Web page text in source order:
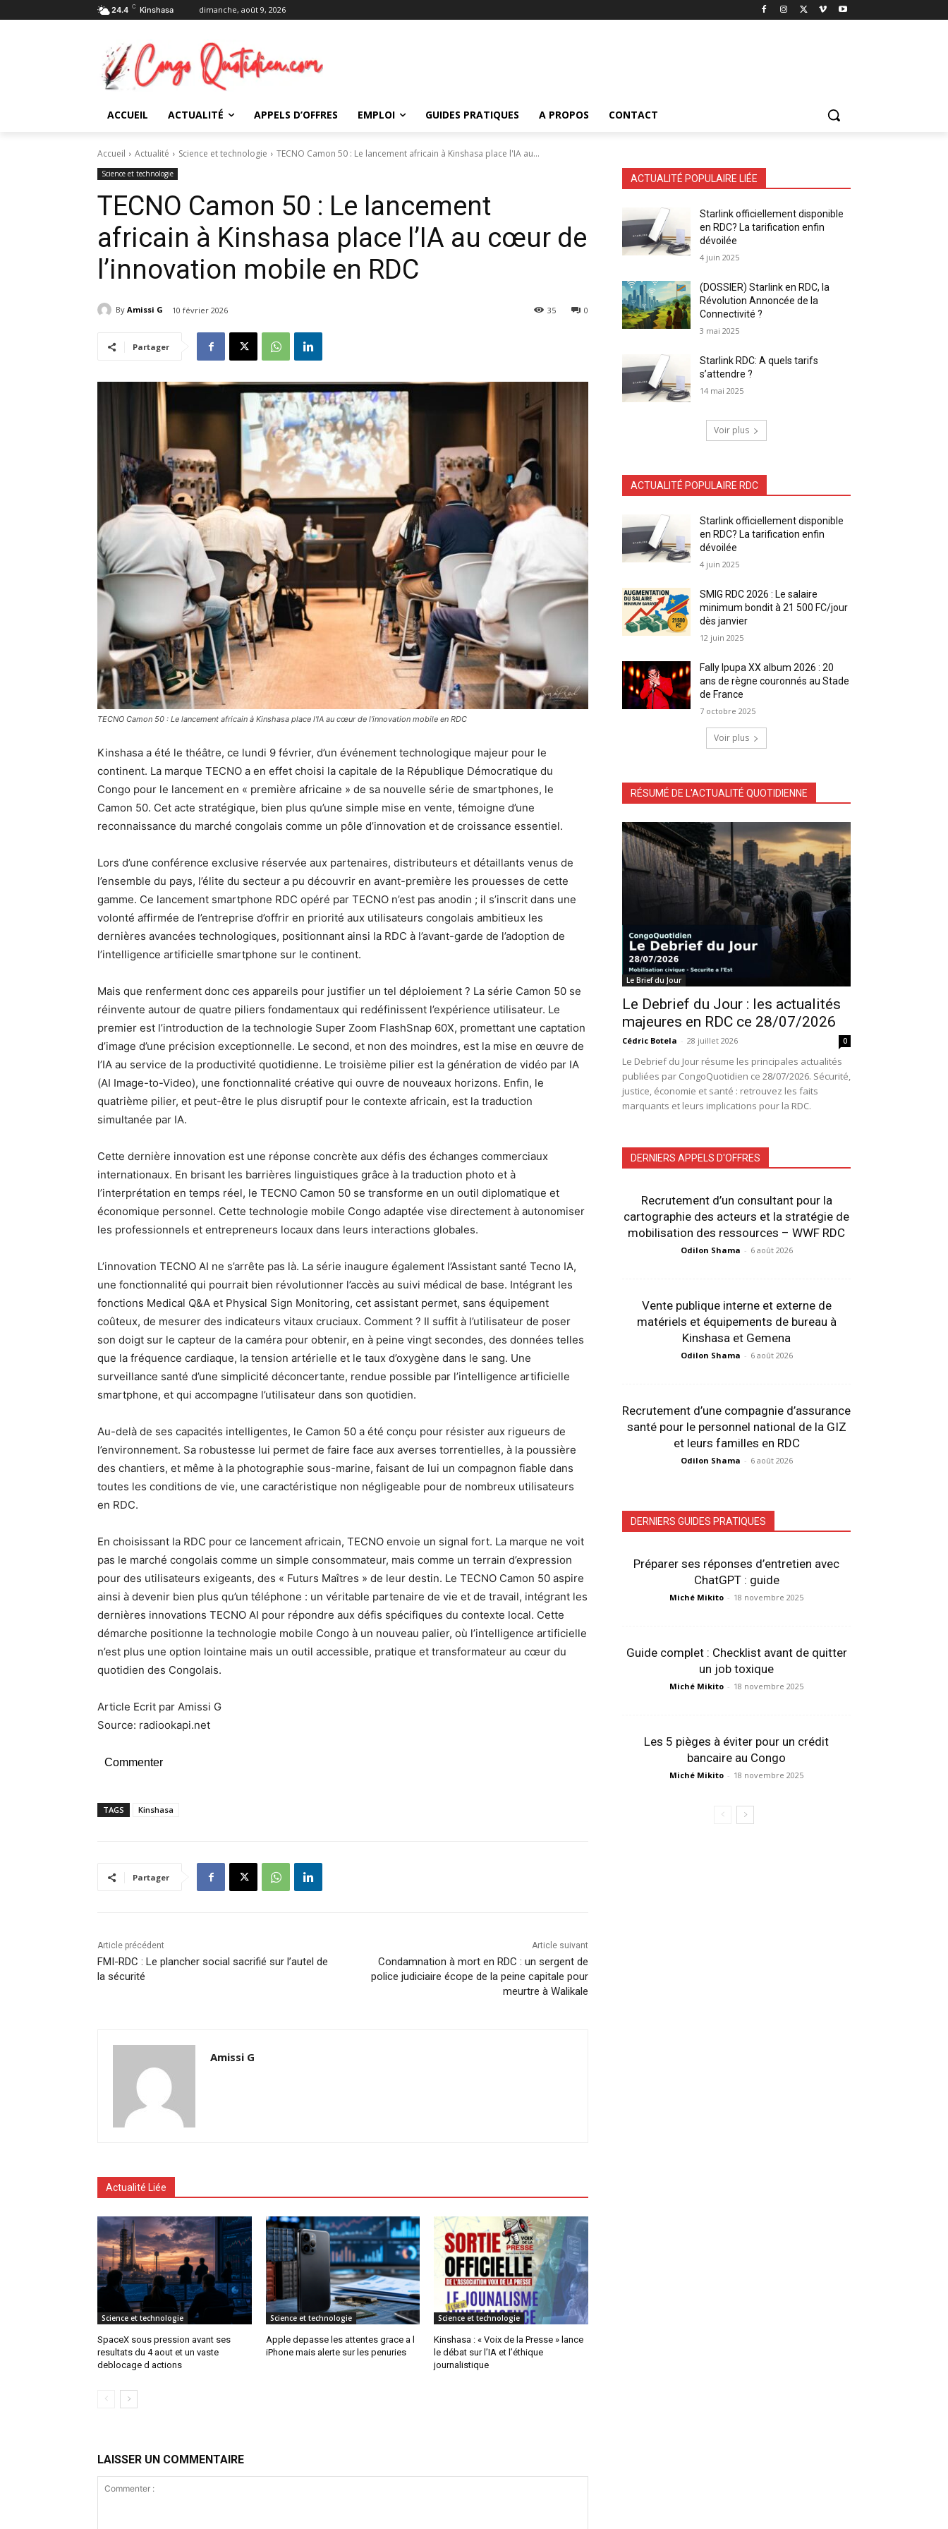
24.4 C Kinshasa dimanche, août 9, 2026
ACCUEIL ACTUALITÉ APPELS D’OFFRES EMPLOI GUIDES PRATIQUES A PROPOS CONTACT
Accueil Actualité Science et technologie TECNO Camon 50 : Le lancement africain à Kinshasa place l'IA au...
Science et technologie
TECNO Camon 50 : Le lancement
africain à Kinshasa place l’IA au cœur de
l’innovation mobile en RDC
By Amissi G 10 février 2026 0
35
Partager
TECNO Camon 50 : Le lancement africain à Kinshasa place l'IA au cœur de l'innovation mobile en RDC
Kinshasa a été le théâtre, ce lundi 9 février, d’un événement technologique majeur pour le
continent. La marque TECNO a en effet choisi la capitale de la République Démocratique du
Congo pour le lancement en « première africaine » de sa nouvelle série de smartphones, le
Camon 50. Cet acte stratégique, bien plus qu’une simple mise en vente, témoigne d’une
reconnaissance du marché congolais comme un pôle d’innovation et de croissance essentiel.
Lors d’une conférence exclusive réservée aux partenaires, distributeurs et détaillants venus de
l’ensemble du pays, l’élite du secteur a pu découvrir en avant-première les prouesses de cette
gamme. Ce lancement smartphone RDC opéré par TECNO n’est pas anodin ; il s’inscrit dans une
volonté affirmée de l’entreprise d’offrir en priorité aux utilisateurs congolais ambitieux les
dernières avancées technologiques, positionnant ainsi la RDC à l’avant-garde de l’adoption de
l’intelligence artificielle smartphone sur le continent.
Mais que renferment donc ces appareils pour justifier un tel déploiement ? La série Camon 50 se
réinvente autour de quatre piliers fondamentaux qui redéfinissent l’expérience utilisateur. Le
premier est l’introduction de la technologie Super Zoom FlashSnap 60X, promettant une captation
d’image d’une précision exceptionnelle. Le second, et non des moindres, est la mise en œuvre de
l’IA au service de la productivité quotidienne. Le troisième pilier est la génération de vidéo par IA
(AI Image-to-Video), une fonctionnalité créative qui ouvre de nouveaux horizons. Enfin, le
quatrième pilier, et peut-être le plus disruptif pour le contexte africain, est la traduction
simultanée par IA.
Cette dernière innovation est une réponse concrète aux défis des échanges commerciaux
internationaux. En brisant les barrières linguistiques grâce à la traduction photo et à
l’interprétation en temps réel, le TECNO Camon 50 se transforme en un outil diplomatique et
économique personnel. Cette technologie mobile Congo adaptée vise directement à autonomiser
les professionnels et entrepreneurs locaux dans leurs interactions globales.
L’innovation TECNO AI ne s’arrête pas là. La série inaugure également l’Assistant santé Tecno IA,
une fonctionnalité qui pourrait bien révolutionner l’accès au suivi médical de base. Intégrant les
fonctions Medical Q&A et Physical Sign Monitoring, cet assistant permet, sans équipement
coûteux, de mesurer des indicateurs vitaux cruciaux. Comment ? Il suffit à l’utilisateur de poser
son doigt sur le capteur de la caméra pour obtenir, en à peine vingt secondes, des données telles
que la fréquence cardiaque, la tension artérielle et le taux d’oxygène dans le sang. Une
surveillance santé d’une simplicité déconcertante, rendue possible par l’intelligence artificielle
smartphone, et qui accompagne l’utilisateur dans son quotidien.
Au-delà de ses capacités intelligentes, le Camon 50 a été conçu pour résister aux rigueurs de
l’environnement. Sa robustesse lui permet de faire face aux averses torrentielles, à la poussière
des chantiers, et même à la photographie sous-marine, faisant de lui un compagnon fiable dans
toutes les conditions de vie, une caractéristique non négligeable pour de nombreux utilisateurs
en RDC.
En choisissant la RDC pour ce lancement africain, TECNO envoie un signal fort. La marque ne voit
pas le marché congolais comme un simple consommateur, mais comme un terrain d’expression
pour des utilisateurs exigeants, des « Futurs Maîtres » de leur destin. Le TECNO Camon 50 aspire
ainsi à devenir bien plus qu’un téléphone : un véritable partenaire de vie et de travail, intégrant les
dernières innovations TECNO AI pour répondre aux défis spécifiques du contexte local. Cette
démarche positionne la technologie mobile Congo à un nouveau palier, où l’intelligence artificielle
n’est plus une option lointaine mais un outil accessible, pratique et transformateur au cœur du
quotidien des Congolais.
Article Ecrit par Amissi G
Source: radiookapi.net
Commenter
TAGS Kinshasa
Partager
Article précédent
FMI-RDC : Le plancher social sacrifié sur l’autel de
la sécurité
Article suivant
Condamnation à mort en RDC : un sergent de
police judiciaire écope de la peine capitale pour
meurtre à Walikale
Amissi G
Actualité Liée
Science et technologie
SpaceX sous pression avant ses
resultats du 4 aout et un vaste
deblocage d actions
Science et technologie
Apple depasse les attentes grace a l
iPhone mais alerte sur les penuries
Science et technologie
Kinshasa : « Voix de la Presse » lance
le débat sur l’IA et l’éthique
journalistique
LAISSER UN COMMENTAIRE
ACTUALITÉ POPULAIRE LIÉE
Starlink officiellement disponible
en RDC? La tarification enfin
dévoilée
4 juin 2025
(DOSSIER) Starlink en RDC, la
Révolution Annoncée de la
Connectivité ?
3 mai 2025
Starlink RDC: A quels tarifs
s’attendre ?
14 mai 2025
Voir plus
ACTUALITÉ POPULAIRE RDC
Starlink officiellement disponible
en RDC? La tarification enfin
dévoilée
4 juin 2025
SMIG RDC 2026 : Le salaire
minimum bondit à 21 500 FC/jour
dès janvier
12 juin 2025
Fally Ipupa XX album 2026 : 20
ans de règne couronnés au Stade
de France
7 octobre 2025
Voir plus
RÉSUMÉ DE L'ACTUALITÉ QUOTIDIENNE
Le Brief du Jour
Le Debrief du Jour : les actualités
majeures en RDC ce 28/07/2026
Cédric Botela - 28 juillet 2026 0
Le Debrief du Jour résume les principales actualités
publiées par CongoQuotidien ce 28/07/2026. Sécurité,
justice, économie et santé : retrouvez les faits
marquants et leurs implications pour la RDC.
DERNIERS APPELS D'OFFRES
Recrutement d’un consultant pour la
cartographie des acteurs et la stratégie de
mobilisation des ressources – WWF RDC
Odilon Shama - 6 août 2026
Vente publique interne et externe de
matériels et équipements de bureau à
Kinshasa et Gemena
Odilon Shama - 6 août 2026
Recrutement d’une compagnie d’assurance
santé pour le personnel national de la GIZ
et leurs familles en RDC
Odilon Shama - 6 août 2026
DERNIERS GUIDES PRATIQUES
Préparer ses réponses d’entretien avec
ChatGPT : guide
Miché Mikito - 18 novembre 2025
Guide complet : Checklist avant de quitter
un job toxique
Miché Mikito - 18 novembre 2025
Les 5 pièges à éviter pour un crédit
bancaire au Congo
Miché Mikito - 18 novembre 2025